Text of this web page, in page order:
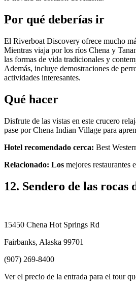
Por qué deberías ir
El Riverboat Discovery ofrece mucho
Mientras viaja por los ríos Chena y
las formas de vida tradicionales y
Además, incluye demostraciones de
actividades interesantes.
Qué hacer
Disfrute de las vistas en este crucero
pase por Chena Indian Village para
Hotel recomendado cerca: Best
Relacionado: Los mejores restaurantes
12. Sendero de las rocas
15450 Chena Hot Springs Rd
Fairbanks, Alaska 99701
(907) 269-8400
Ver el precio de la entrada para el tour